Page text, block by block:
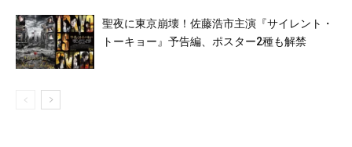
聖夜に東京崩壊！佐藤浩市主演『サイレント・
トーキョー』予告編、ポスター2種も解禁